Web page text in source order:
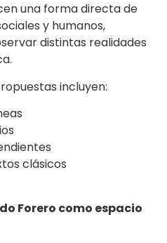
una forma directa de
y humanos,
distintas realidades
incluyen:
clásicos
Forero como espacio